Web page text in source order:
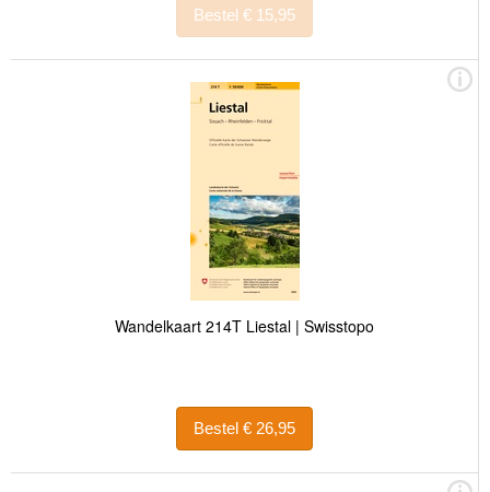
Bestel € 15,95
Wandelkaart 214T Liestal | Swisstopo
Bestel € 26,95